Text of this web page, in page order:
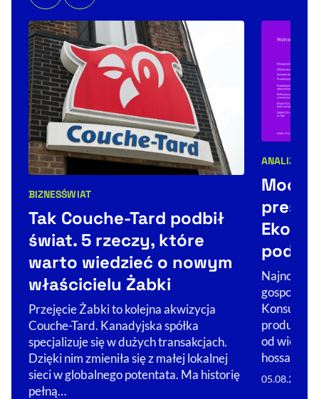
Kategorie artykułu:
BIZNESŚWIAT
Tak Couche-Tard podbił
świat. 5 rzeczy, które
warto wiedzieć o nowym
właścicielu Żabki
Przejęcie Żabki to kolejna akwizycja
Couche-Tard. Kanadyjska spółka
specjalizuje się w dużych transakcjach.
Dzięki nim zmieniła się z małej lokalnej
sieci w globalnego potentata. Ma historię
pełną…
ANALIZY
produkcja
od wielu
hossa.…
05.08.2026